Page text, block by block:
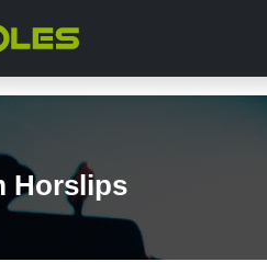
Horslips